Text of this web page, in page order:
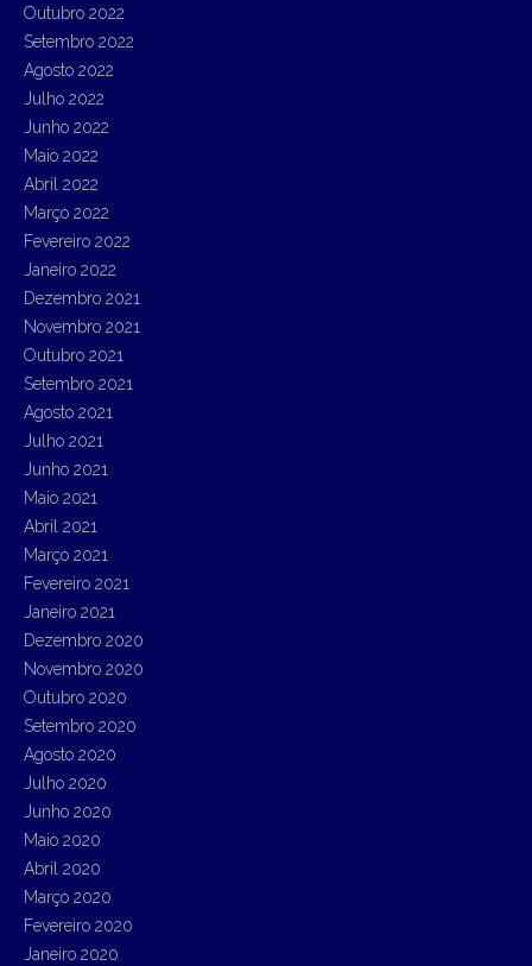
Outubro 2022
Setembro 2022
Agosto 2022
Julho 2022
Junho 2022
Maio 2022
Abril 2022
Março 2022
Fevereiro 2022
Janeiro 2022
Dezembro 2021
Novembro 2021
Outubro 2021
Setembro 2021
Agosto 2021
Julho 2021
Junho 2021
Maio 2021
Abril 2021
Março 2021
Fevereiro 2021
Janeiro 2021
Dezembro 2020
Novembro 2020
Outubro 2020
Setembro 2020
Agosto 2020
Julho 2020
Junho 2020
Maio 2020
Abril 2020
Março 2020
Fevereiro 2020
Janeiro 2020